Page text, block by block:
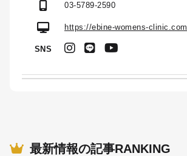
03-5789-2590
https://ebine-womens-clinic.com
SNS
最新情報の記事RANKING